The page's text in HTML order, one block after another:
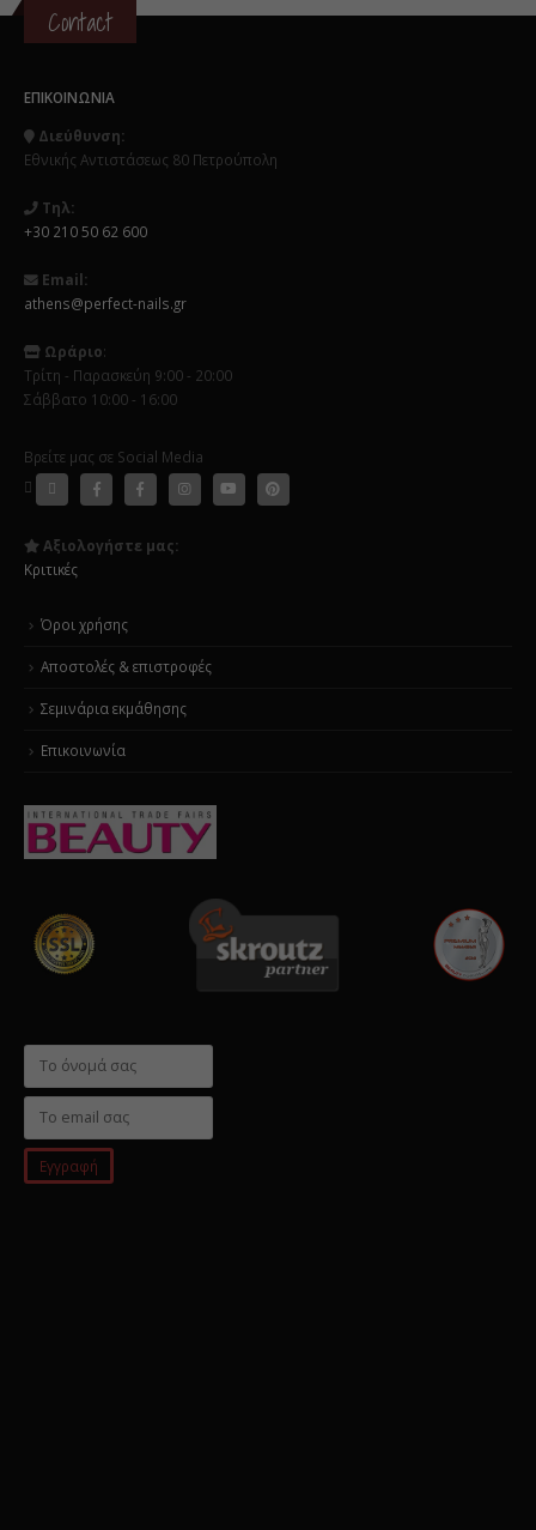
Contact
ΕΠΙΚΟΙΝΩΝΊΑ
Διεύθυνση:
Εθνικής Αντιστάσεως 80 Πετρούπολη
Τηλ:
+30 210 50 62 600
Email:
athens@perfect-nails.gr
Ωράριο:
Τρίτη - Παρασκεύη 9:00 - 20:00
Σάββατο 10:00 - 16:00
Βρείτε μας σε Social Media
Αξιολογήστε μας:
Κριτικές
Όροι χρήσης
Αποστολές & επιστροφές
Σεμινάρια εκμάθησης
Επικοινωνία